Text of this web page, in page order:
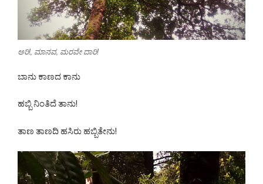
ಅರಿ!, ಮಾನವ, ಮರವೇ ದಾರಿ!
ಬಾನು ಕಾಣದ ಕಾನು
ಹಬ್ಬಿ ನಿಂತಿದೆ ತಾನು!
ತಾಣ ತಾಣದಿ ಹಸಿರು ಹಬ್ಬಿತೇನು!